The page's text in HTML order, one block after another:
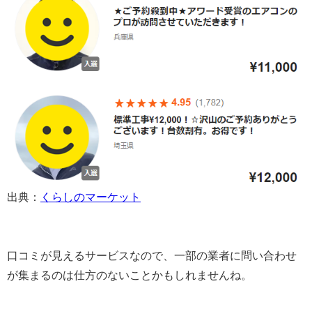
出典： くらしのマーケット
口コミが見えるサービスなので、一部の業者に問い合わせ
が集まるのは仕方のないことかもしれませんね。